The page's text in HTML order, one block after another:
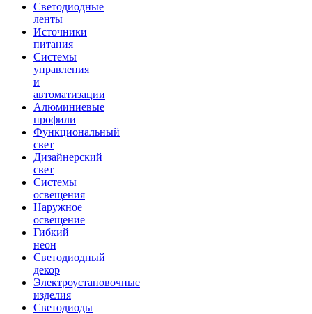
Светодиодные
ленты
Источники
питания
Системы
управления
и
автоматизации
Алюминиевые
профили
Функциональный
свет
Дизайнерский
свет
Системы
освещения
Наружное
освещение
Гибкий
неон
Светодиодный
декор
Электроустановочные
изделия
Светодиоды